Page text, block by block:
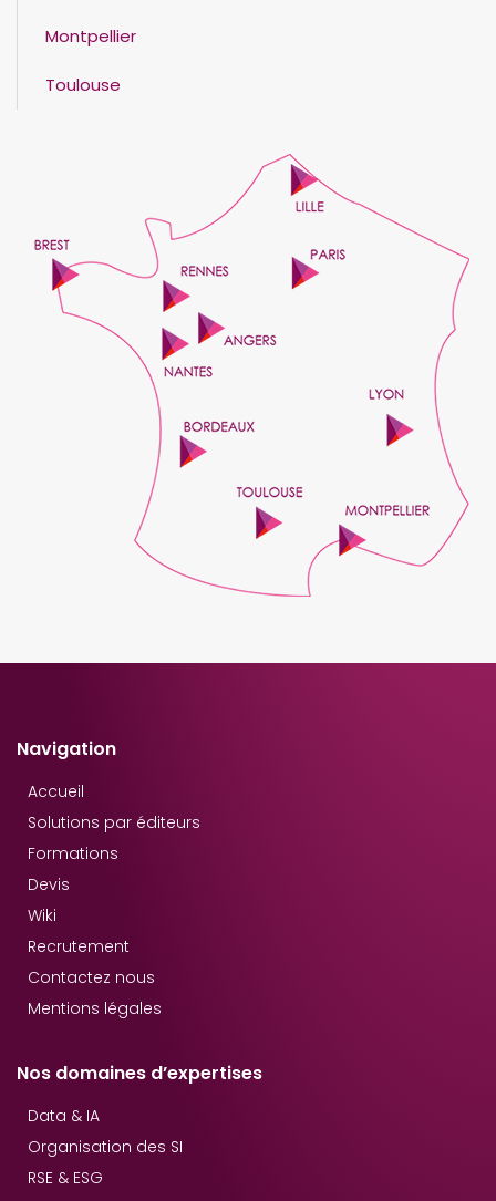
Montpellier
Toulouse
Navigation
Accueil
Solutions par éditeurs
Formations
Devis
Wiki
Recrutement
Contactez nous
Mentions légales
Nos domaines d’expertises
Data & IA
Organisation des SI
RSE & ESG